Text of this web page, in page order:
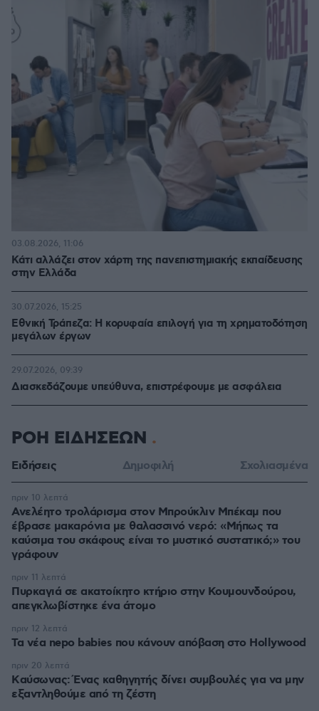
Κάτι αλλάζει στον χάρτη της πανεπιστημιακής εκπαίδευσης
στην Ελλάδα
03.08.2026, 11:06
Εθνική Τράπεζα: Η κορυφαία επιλογή για τη χρηματοδότηση
μεγάλων έργων
30.07.2026, 15:25
Διασκεδάζουμε υπεύθυνα, επιστρέφουμε με ασφάλεια
29.07.2026, 09:39
ΡΟΗ ΕΙΔΗΣΕΩΝ
Ειδήσεις Δημοφιλή Σχολιασμένα
Ανελέητο τρολάρισμα στον Μπρούκλιν Μπέκαμ που
έβρασε μακαρόνια με θαλασσινό νερό: «Μήπως τα
καύσιμα του σκάφους είναι το μυστικό συστατικό;» του
γράφουν
πριν 10 λεπτά
Πυρκαγιά σε ακατοίκητο κτήριο στην Κουμουνδούρου,
απεγκλωβίστηκε ένα άτομο
πριν 11 λεπτά
Τα νέα nepo babies που κάνουν απόβαση στο Hollywood
πριν 12 λεπτά
Kαύσωνας: Ένας καθηγητής δίνει συμβουλές για να μην
εξαντληθούμε από τη ζέστη
πριν 20 λεπτά